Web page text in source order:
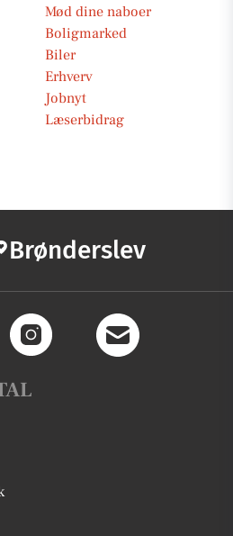
Mød dine naboer
Boligmarked
Biler
Erhverv
Jobnyt
Læserbidrag
Brønderslev